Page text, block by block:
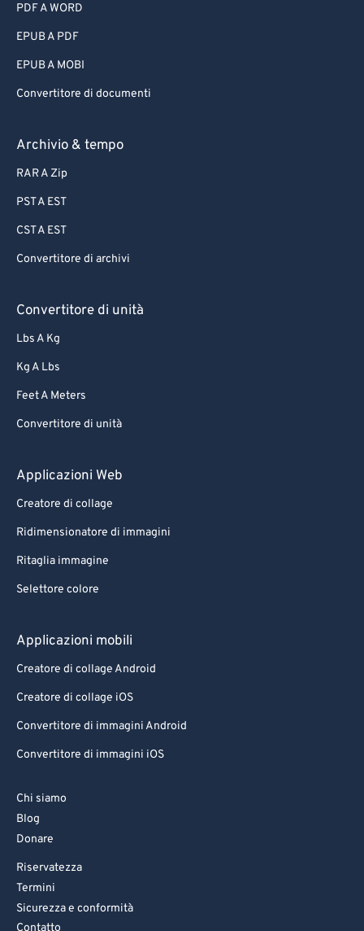
PDF A WORD
EPUB A PDF
EPUB A MOBI
Convertitore di documenti
Archivio & tempo
RAR A Zip
PST A EST
CST A EST
Convertitore di archivi
Convertitore di unità
Lbs A Kg
Kg A Lbs
Feet A Meters
Convertitore di unità
Applicazioni Web
Creatore di collage
Ridimensionatore di immagini
Ritaglia immagine
Selettore colore
Applicazioni mobili
Creatore di collage Android
Creatore di collage iOS
Convertitore di immagini Android
Convertitore di immagini iOS
Chi siamo
Blog
Donare
Riservatezza
Termini
Sicurezza e conformità
Contatto